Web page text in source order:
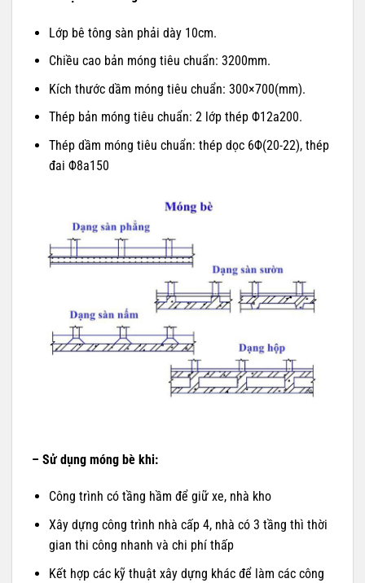
Lớp bê tông sàn phải dày 10cm.
Chiều cao bản móng tiêu chuẩn: 3200mm.
Kích thước dầm móng tiêu chuẩn: 300×700(mm).
Thép bản móng tiêu chuẩn: 2 lớp thép Φ12a200.
Thép dầm móng tiêu chuẩn: thép dọc 6Φ(20-22), thép
đai Φ8a150
– Sử dụng móng bè khi:
Công trình có tầng hầm để giữ xe, nhà kho
Xây dựng công trình nhà cấp 4, nhà có 3 tầng thì thời
gian thi công nhanh và chi phí thấp
Kết hợp các kỹ thuật xây dựng khác để làm các công